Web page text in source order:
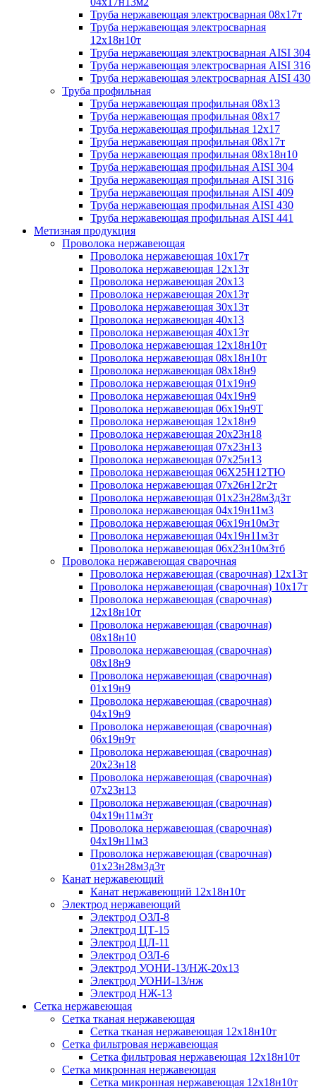
Труба нержавеющая электросварная 08х17т
Труба нержавеющая электросварная
12х18н10т
Труба нержавеющая электросварная AISI 304
Труба нержавеющая электросварная AISI 316
Труба нержавеющая электросварная AISI 430
Труба профильная
Труба нержавеющая профильная 08х13
Труба нержавеющая профильная 08х17
Труба нержавеющая профильная 12х17
Труба нержавеющая профильная 08х17т
Труба нержавеющая профильная 08х18н10
Труба нержавеющая профильная AISI 304
Труба нержавеющая профильная AISI 316
Труба нержавеющая профильная AISI 409
Труба нержавеющая профильная AISI 430
Труба нержавеющая профильная AISI 441
Метизная продукция
Проволока нержавеющая
Проволока нержавеющая 10х17т
Проволока нержавеющая 12х13т
Проволока нержавеющая 20х13
Проволока нержавеющая 20х13т
Проволока нержавеющая 30х13т
Проволока нержавеющая 40х13
Проволока нержавеющая 40х13т
Проволока нержавеющая 12х18н10т
Проволока нержавеющая 08х18н10т
Проволока нержавеющая 08х18н9
Проволока нержавеющая 01х19н9
Проволока нержавеющая 04х19н9
Проволока нержавеющая 06х19н9Т
Проволока нержавеющая 12х18н9
Проволока нержавеющая 20х23н18
Проволока нержавеющая 07х23н13
Проволока нержавеющая 07х25н13
Проволока нержавеющая 06Х25Н12ТЮ
Проволока нержавеющая 07х26н12г2т
Проволока нержавеющая 01х23н28м3д3т
Проволока нержавеющая 04х19н11м3
Проволока нержавеющая 06х19н10м3т
Проволока нержавеющая 04х19н11м3т
Проволока нержавеющая 06х23н10м3тб
Проволока нержавеющая сварочная
Проволока нержавеющая (сварочная) 12х13т
Проволока нержавеющая (сварочная) 10х17т
Проволока нержавеющая (сварочная)
12х18н10т
Проволока нержавеющая (сварочная)
08х18н10
Проволока нержавеющая (сварочная)
08х18н9
Проволока нержавеющая (сварочная)
01х19н9
Проволока нержавеющая (сварочная)
04х19н9
Проволока нержавеющая (сварочная)
06х19н9т
Проволока нержавеющая (сварочная)
20х23н18
Проволока нержавеющая (сварочная)
07х23н13
Проволока нержавеющая (сварочная)
04х19н11м3т
Проволока нержавеющая (сварочная)
04х19н11м3
Проволока нержавеющая (сварочная)
01х23н28м3д3т
Канат нержавеющий
Канат нержавеющий 12х18н10т
Электрод нержавеющий
Электрод ОЗЛ-8
Электрод ЦТ-15
Электрод ЦЛ-11
Электрод ОЗЛ-6
Электрод УОНИ-13/НЖ-20х13
Электрод УОНИ-13/нж
Электрод НЖ-13
Сетка нержавеющая
Сетка тканая нержавеющая
Сетка тканая нержавеющая 12х18н10т
Сетка фильтровая нержавеющая
Сетка фильтровая нержавеющая 12х18н10т
Сетка микронная нержавеющая
Сетка микронная нержавеющая 12х18н10т